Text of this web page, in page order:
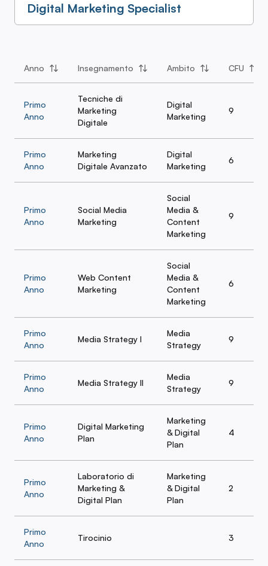
Digital Marketing Specialist
Anno Insegnamento Ambito CFU
Primo
Anno
Tecniche di
Marketing
Digitale
Digital
Marketing
9
Primo
Anno
Marketing
Digitale Avanzato
Digital
Marketing
6
Primo
Anno
Social Media
Marketing
Social
Media &
Content
Marketing
9
Primo
Anno
Web Content
Marketing
Social
Media &
Content
Marketing
6
Primo
Anno
Media Strategy I
Media
Strategy
9
Primo
Anno
Media Strategy II
Media
Strategy
9
Primo
Anno
Digital Marketing
Plan
Marketing
& Digital
Plan
4
Primo
Anno
Laboratorio di
Marketing &
Digital Plan
Marketing
& Digital
Plan
2
Primo
Anno
Tirocinio 3